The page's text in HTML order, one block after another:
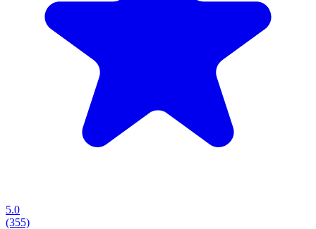
5.0
(355)